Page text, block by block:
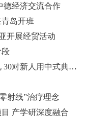
德经济交流合作
岛开班
开展经贸活动
段
山东青岛举行新时代文明实践集体婚礼 30对新人用中式典礼喜结连理
射线”治疗理念
产学研深度融合